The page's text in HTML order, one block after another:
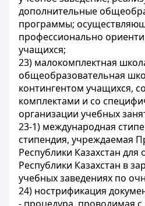
дополнительные
программы;
профессионально
учащихся;
23) малокомплектная
общеобразовательная
контингентом учащихся,
комплектами и со
организации учебных
23-1) международная
стипендия, учреждаемая
Республики Казахстан для
Республики Казахстан в
учебных заведениях по
24) нострификация